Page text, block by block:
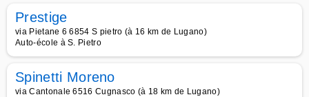
Prestige
via Pietane 6 6854 S pietro (à 16 km de Lugano)
Auto-école à S. Pietro
Spinetti Moreno
via Cantonale 6516 Cugnasco (à 18 km de Lugano)